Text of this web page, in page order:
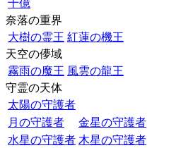
十億
奈落の重界
大樹の霊王 紅蓮の機王
天空の儚域
霧雨の魔王 風雲の龍王
守霊の天体
太陽の守護者
月の守護者
金星の守護者
水星の守護者 木星の守護者